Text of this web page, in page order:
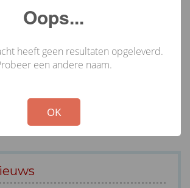
Oops...
heeft geen resultaten opgeleverd.
een andere naam.
OK